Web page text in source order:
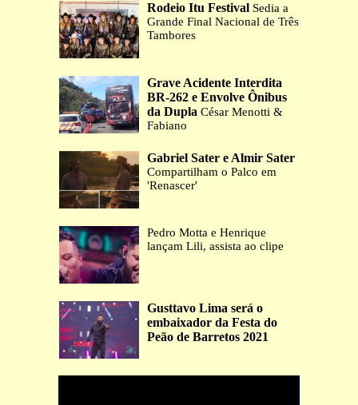
Rodeio Itu Festival Sedia a
Grande Final Nacional de Três
Tambores
Grave Acidente Interdita
BR-262 e Envolve Ônibus
da Dupla César Menotti &
Fabiano
Gabriel Sater e Almir Sater
Compartilham o Palco em
'Renascer'
Pedro Motta e Henrique
lançam Lili, assista ao clipe
Gusttavo Lima será o
embaixador da Festa do
Peão de Barretos 2021